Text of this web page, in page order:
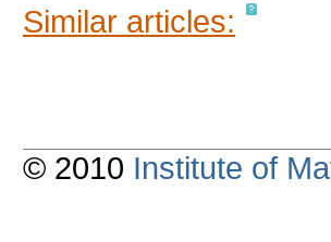
Similar articles:
© 2010 Institute of